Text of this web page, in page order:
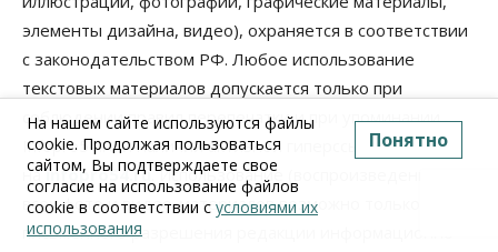
элементы дизайна, видео), охраняется в соответствии
с законодательством РФ. Любое использование
текстовых материалов допускается только при
соблюдении правил перепечатки и при упоминании
Infopro54.ru и наличии активной гиперссылки
наinfopro54.ru. Использование (воспроизведение)
всех фото и видео-материалов возможно только с
письменного разрешения редакции информационно-
На нашем сайте используются файлы
cookie. Продолжая пользоваться
сайтом, Вы подтверждаете свое
согласие на использование файлов
cookie в соответствии с условиями их
использования
Понятно